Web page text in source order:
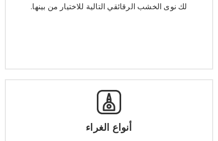
لك نوى الخشب الرقائقي التالية للاختيار من بينها.
أنواع الغراء
أنواع الغراء
من أجل التكيف مع البيئات والسيناريوهات المختلفة، فإننا